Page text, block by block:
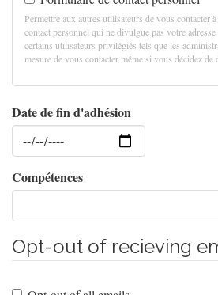
Permettre aux autres utilisateurs de vous contacter
contact personnel qui ne divulgue pas votre
certains utilisateurs privilégiés tels que les
mesure de vous contacter même si vous décidez de
Date de fin d'adhésion
Date
Compétences
Opt-out of recieving